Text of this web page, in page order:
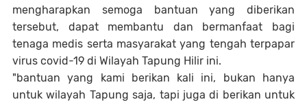
mengharapkan semoga bantuan yang diberikan
tersebut, dapat membantu dan bermanfaat bagi
tenaga medis serta masyarakat yang tengah terpapar
virus covid-19 di Wilayah Tapung Hilir ini.
"bantuan yang kami berikan kali ini, bukan hanya
untuk wilayah Tapung saja, tapi juga di berikan untuk